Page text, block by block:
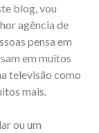
blog, vou
agência de
pensa em
em muitos
televisão como
mais.
ou um